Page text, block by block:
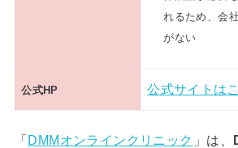
れるため、会
がない
公式HP 公式サイトは
「DMMオンラインクリニック 」は、